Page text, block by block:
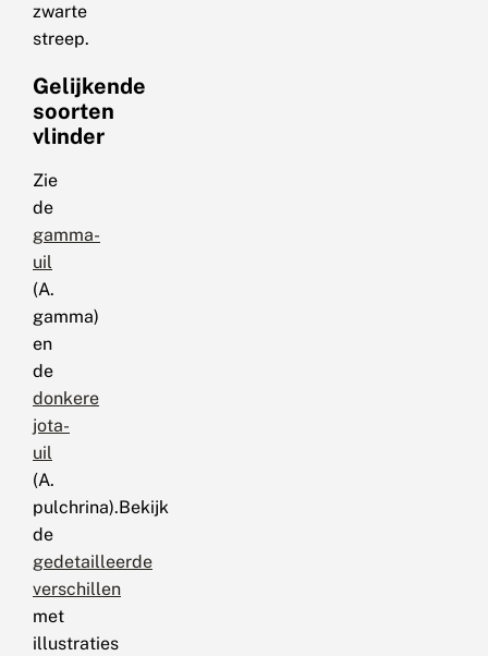
zwarte
streep.
Gelijkende
soorten
vlinder
Zie
de
gamma-
uil
(A.
gamma)
en
de
donkere
jota-
uil
(A.
pulchrina).Bekijk
de
gedetailleerde
verschillen
met
illustraties